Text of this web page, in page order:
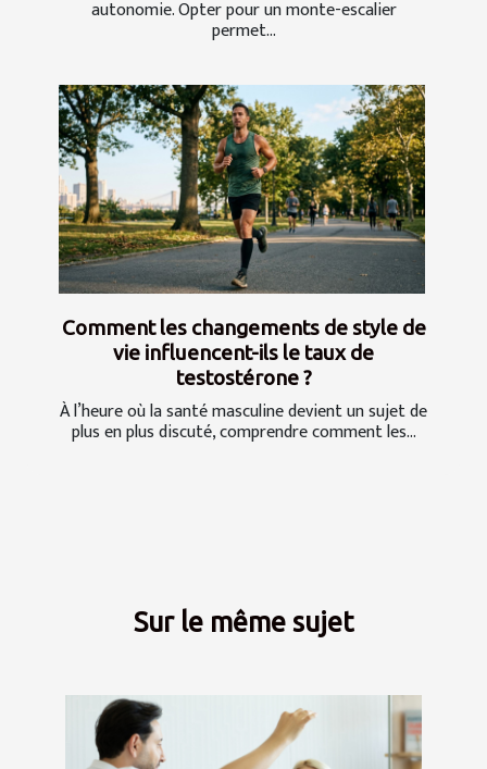
autonomie. Opter pour un monte-escalier
permet...
Comment les changements de style de
vie influencent-ils le taux de
testostérone ?
À l’heure où la santé masculine devient un sujet de
plus en plus discuté, comprendre comment les...
Sur le même sujet